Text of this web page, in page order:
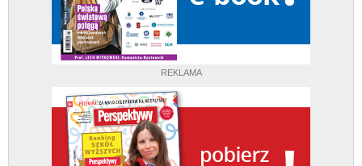
REKLAMA